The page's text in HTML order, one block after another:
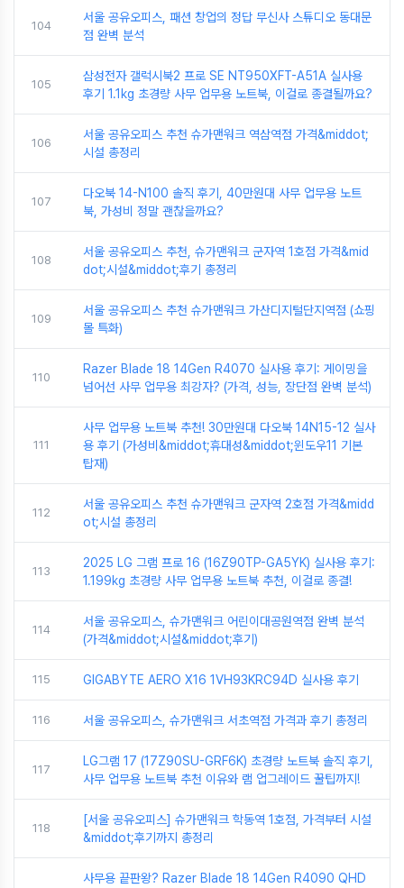
104
서울 공유오피스, 패션 창업의 정답 무신사 스튜디오 동대문
점 완벽 분석
105
삼성전자 갤럭시북2 프로 SE NT950XFT-A51A 실사용
후기 1.1kg 초경량 사무 업무용 노트북, 이걸로 종결될까요?
106
서울 공유오피스 추천 슈가맨워크 역삼역점 가격&middot;
시설 총정리
107
다오북 14-N100 솔직 후기, 40만원대 사무 업무용 노트
북, 가성비 정말 괜찮을까요?
108
서울 공유오피스 추천, 슈가맨워크 군자역 1호점 가격&mid
dot;시설&middot;후기 총정리
109
서울 공유오피스 추천 슈가맨워크 가산디지털단지역점 (쇼핑
몰 특화)
110
Razer Blade 18 14Gen R4070 실사용 후기: 게이밍을
넘어선 사무 업무용 최강자? (가격, 성능, 장단점 완벽 분석)
111
사무 업무용 노트북 추천! 30만원대 다오북 14N15-12 실사
용 후기 (가성비&middot;휴대성&middot;윈도우11 기본
탑재)
112
서울 공유오피스 추천 슈가맨워크 군자역 2호점 가격&midd
ot;시설 총정리
113
2025 LG 그램 프로 16 (16Z90TP-GA5YK) 실사용 후기:
1.199kg 초경량 사무 업무용 노트북 추천, 이걸로 종결!
114
서울 공유오피스, 슈가맨워크 어린이대공원역점 완벽 분석
(가격&middot;시설&middot;후기)
115 GIGABYTE AERO X16 1VH93KRC94D 실사용 후기
116 서울 공유오피스, 슈가맨워크 서초역점 가격과 후기 총정리
117
LG그램 17 (17Z90SU-GRF6K) 초경량 노트북 솔직 후기,
사무 업무용 노트북 추천 이유와 램 업그레이드 꿀팁까지!
118
[서울 공유오피스] 슈가맨워크 학동역 1호점, 가격부터 시설
&middot;후기까지 총정리
사무용 끝판왕? Razer Blade 18 14Gen R4090 QHD